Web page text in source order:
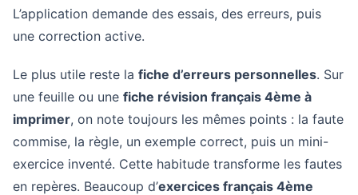
L’application demande des essais, des erreurs, puis
une correction active.
Le plus utile reste la fiche d’erreurs personnelles. Sur
une feuille ou une fiche révision français 4ème à
imprimer, on note toujours les mêmes points : la faute
commise, la règle, un exemple correct, puis un mini-
exercice inventé. Cette habitude transforme les fautes
en repères. Beaucoup d’exercices français 4ème